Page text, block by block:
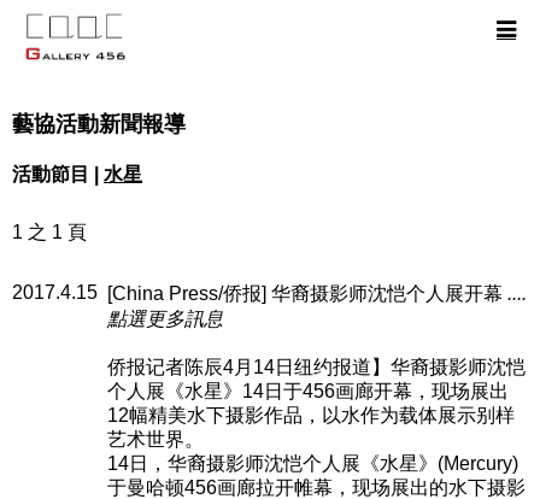
藝協活動新聞報導
活動節目 | 水星
1 之 1 頁
2017.4.15 [China Press/侨报] 华裔摄影师沈恺个人展开幕 ....
點選更多訊息
侨报记者陈辰4月14日纽约报道】华裔摄影师沈恺
个人展《水星》14日于456画廊开幕，现场展出
12幅精美水下摄影作品，以水作为载体展示别样
艺术世界。
14日，华裔摄影师沈恺个人展《水星》(Mercury)
于曼哈顿456画廊拉开帷幕，现场展出的水下摄影